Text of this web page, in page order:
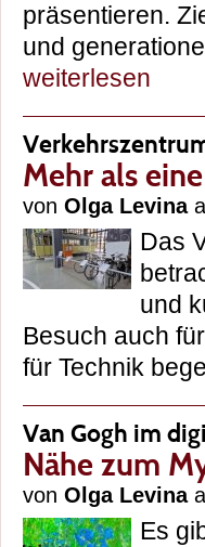
präsentieren.
und
weiterlesen
Mehr als
von Olga Levina
Das
und
Besuch auch
für Technik
Van Gogh im
Nähe zum
von Olga Levina
Es